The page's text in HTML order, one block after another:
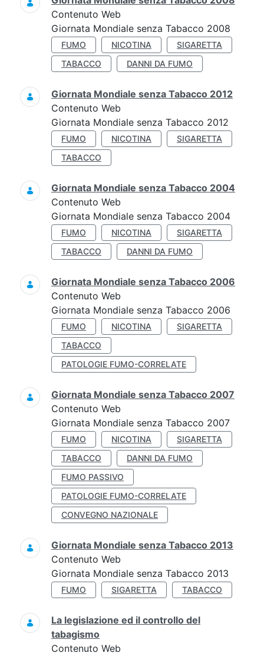
Contenuto Web
Giornata Mondiale senza Tabacco 2008
FUMO NICOTINA
SIGARETTA
TABACCO
DANNI DA FUMO
Giornata Mondiale senza Tabacco 2012
Contenuto Web
Giornata Mondiale senza Tabacco 2012
FUMO NICOTINA
SIGARETTA
TABACCO
Giornata Mondiale senza Tabacco 2004
Contenuto Web
Giornata Mondiale senza Tabacco 2004
FUMO NICOTINA
SIGARETTA
TABACCO
DANNI DA FUMO
Giornata Mondiale senza Tabacco 2006
Contenuto Web
Giornata Mondiale senza Tabacco 2006
FUMO NICOTINA
SIGARETTA
TABACCO
PATOLOGIE FUMO-CORRELATE
Giornata Mondiale senza Tabacco 2007
Contenuto Web
Giornata Mondiale senza Tabacco 2007
FUMO NICOTINA
SIGARETTA
TABACCO
DANNI DA FUMO
FUMO PASSIVO
PATOLOGIE FUMO-CORRELATE
CONVEGNO NAZIONALE
Giornata Mondiale senza Tabacco 2013
Contenuto Web
Giornata Mondiale senza Tabacco 2013
FUMO SIGARETTA TABACCO
La legislazione ed il controllo del
tabagismo
Contenuto Web